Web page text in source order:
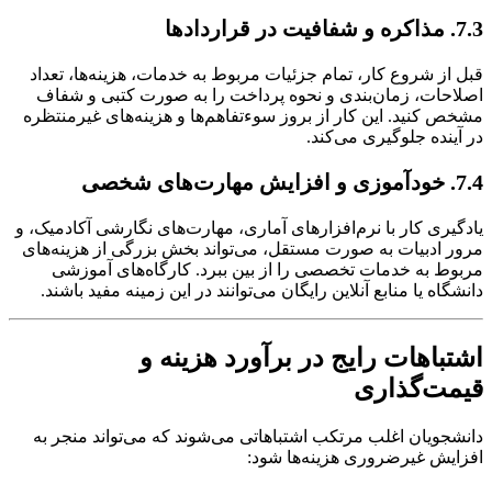
7.3. مذاکره و شفافیت در قراردادها
قبل از شروع کار، تمام جزئیات مربوط به خدمات، هزینه‌ها، تعداد
اصلاحات، زمان‌بندی و نحوه پرداخت را به صورت کتبی و شفاف
مشخص کنید. این کار از بروز سوءتفاهم‌ها و هزینه‌های غیرمنتظره
در آینده جلوگیری می‌کند.
7.4. خودآموزی و افزایش مهارت‌های شخصی
یادگیری کار با نرم‌افزارهای آماری، مهارت‌های نگارشی آکادمیک، و
مرور ادبیات به صورت مستقل، می‌تواند بخش بزرگی از هزینه‌های
مربوط به خدمات تخصصی را از بین ببرد. کارگاه‌های آموزشی
دانشگاه یا منابع آنلاین رایگان می‌توانند در این زمینه مفید باشند.
اشتباهات رایج در برآورد هزینه و
قیمت‌گذاری
دانشجویان اغلب مرتکب اشتباهاتی می‌شوند که می‌تواند منجر به
افزایش غیرضروری هزینه‌ها شود: